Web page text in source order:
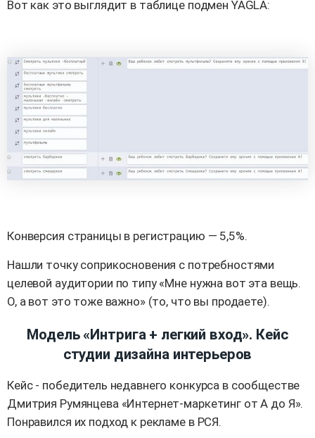
Вот как это выглядит в таблице подмен YAGLA:
Конверсия страницы в регистрацию — 5,5%.
Нашли точку соприкосновения с потребностями
целевой аудитории по типу «Мне нужна вот эта вещь.
О, а вот это тоже важно» (то, что вы продаете).
Модель «Интрига + легкий вход». Кейс
студии дизайна интерьеров
Кейс - победитель недавнего конкурса в сообществе
Дмитрия Румянцева «Интернет-маркетинг от А до Я».
Понравился их подход к рекламе в РСЯ.